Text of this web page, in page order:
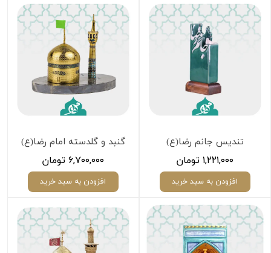
تندیس جانم رضا(ع)
۱,۲۲۱,۰۰۰ تومان
افزودن به سبد خرید
گنبد و گلدسته امام رضا(ع)
۶,۷۰۰,۰۰۰ تومان
افزودن به سبد خرید